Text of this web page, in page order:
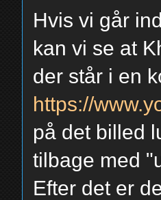
Hvis vi går
kan vi se at
der står i en
https://
på det billed
tilbage med
Efter det er